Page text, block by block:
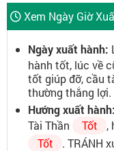
Xem Ngày Giờ
Ngày xuất hành:
hành tốt, lúc về
tốt giúp đỡ, cầu
thường thắng lợi.
Hướng xuất hành:
Tài Thần
Tốt
,
Tốt
. TRÁNH